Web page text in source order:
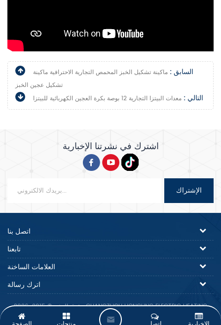
السابق : ماكينة تشكيل الخبز المحمص التجارية الاحترافية ماكينة
تشكيل عجين الخبز
التالي : معدات البيتزا التجارية 12 بوصة بكرة العجين الكهربائية للبيتزا
اشترك في نشرتنا الإخبارية
الإشتراك
اتصل بنا
تابعنا
العلامات الساخنة
اترك رسالة
حقوق النشر © 2015-2026 GUANGZHOU HONGLING ELECTRIC HEATING